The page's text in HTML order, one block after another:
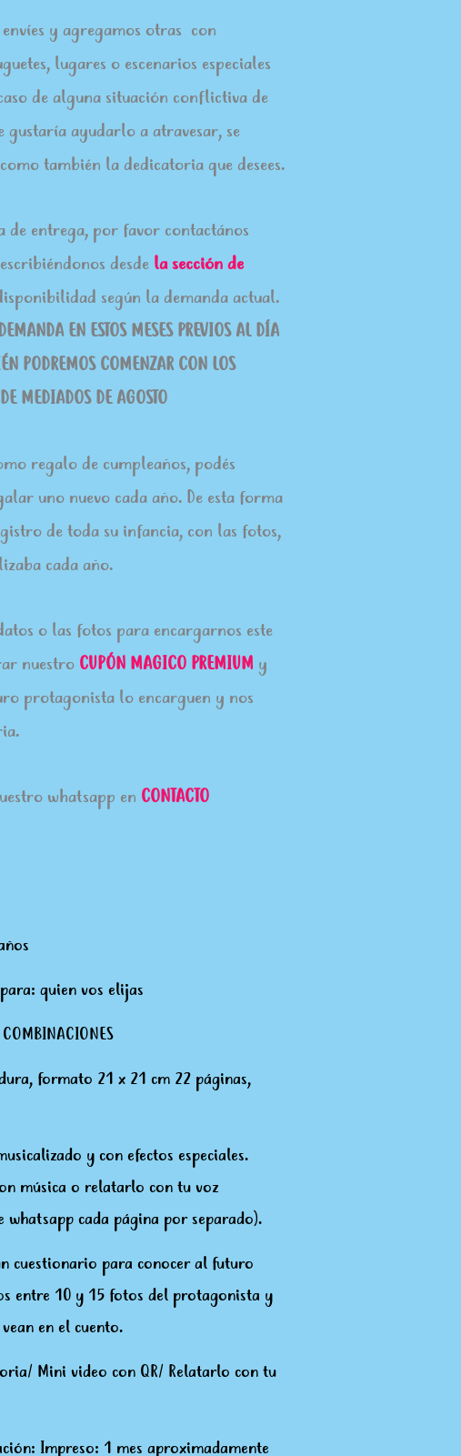
y agregamos otras con
lugares o escenarios especiales
de alguna situación conflictiva de
ayudarlo a atravesar, se
también la dedicatoria que desees.
de entrega, por favor contactános
desde la sección de
según la demanda actual.
EN ESTOS MESES PREVIOS AL DÍA
PODREMOS COMENZAR CON LOS
MEDIADOS DE AGOSTO
regalo de cumpleaños, podés
uno nuevo cada año. De esta forma
de toda su infancia, con las fotos,
cada año.
o las fotos para encargarnos este
nuestro CUPÓN MAGICO PREMIUM y
protagonista lo encarguen y nos
whatsapp en CONTACTO
quien vos elijas
formato 21 x 21 cm 22 páginas,
y con efectos especiales.
música o relatarlo con tu voz
whatsapp cada página por separado).
cuestionario para conocer al futuro
entre 10 y 15 fotos del protagonista y
en el cuento.
Mini video con QR/ Relatarlo con tu
Impreso: 1 mes aproximadamente